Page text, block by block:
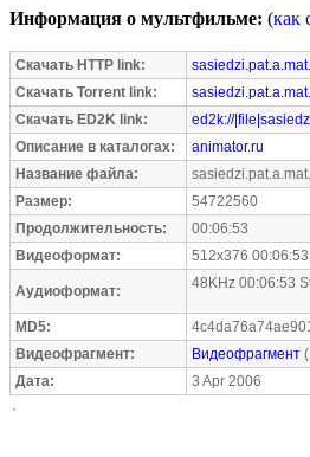
Информация о мультфильме: (как
Скачать HTTP link:
Скачать Torrent link:
Скачать ED2K link:
ed2k://
Описание в каталогах:
animator.ru
Название файла:
Размер:
54722560
Продолжительность:
00:06:53
Видеоформат:
512x376
Аудиоформат: 48KHz 00:06:53
MD5:
Видеофрагмент:
Видеофрагмент
Дата:
3 Apr 2006